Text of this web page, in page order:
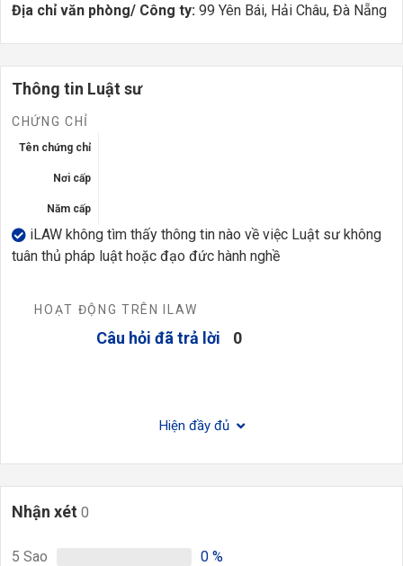
Địa chỉ văn phòng/ Công ty: 99 Yên Bái, Hải Châu, Đà Nẵng
Thông tin Luật sư
CHỨNG CHỈ
Tên chứng chỉ
Nơi cấp
Năm cấp
iLAW không tìm thấy thông tin nào về việc Luật sư không
tuân thủ pháp luật hoặc đạo đức hành nghề
HOẠT ĐỘNG TRÊN ILAW
Câu hỏi đã trả lời 0
Hiện đầy đủ
Nhận xét 0
5 Sao 0 %